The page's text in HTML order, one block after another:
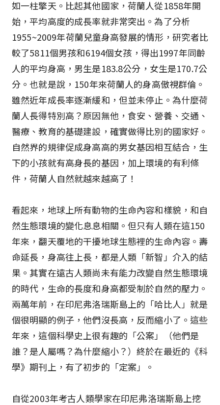
如一柱擎天。比起其他國家，荷蘭人從1858年開
始，平均高度的成長率就非常突出。為了分析
1955~2009年荷蘭兒童身高發展的情形，研究者比
較了5811個男孩和6194個女孩，得出1997年同齡
人的平均身高，男生是183.8公分，女生是170.7公
分。也就是說，150年來荷蘭人的身高傲視群倫。
雖然近年成長率逐漸緩和，但並未停止。為什麼荷
蘭人長得特別高？原因無他，食安、營養、交通、
醫療、教育的基礎建設，確實做得比別的國家好。
自然界的規律促成身高高的男女基因相互結合，生
下的小孩就有高身長的基因，加上環境的有利條
件，荷蘭人自然就越來越高了！
看起來，地球上所有動物的生命內容和樣貌，和自
然生態環境的變化息息相關。但只有人類在這150
年來，翻天覆地的干擾地球生態裡的生命內容。壽
命延長，身高往上長，都是人類「新智」介入的結
果。其實在遠古人類尚未有能力改變自然生態環境
的時代，生命的長度和身高都受制於自然的壓力。
兩萬年前，在印尼弗洛瑞斯島上的「哈比人」就是
個很明顯的例子，他們沒長高，反而縮小了。這些
年來，這個科學史上很有趣的「公案」（他們是
誰？是人屬嗎？為什麼縮小？）終於在最近的《科
學》期刊上，有了初步的「定案」。
自從2003年考古人類學家在印尼弗洛瑞斯島上挖